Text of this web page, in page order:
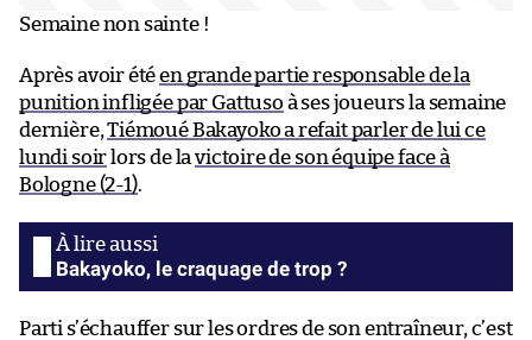
Semaine non sainte !
Après avoir étéen grande partie responsable de la
punition infligée par Gattuso à ses joueurs la semaine
dernière,Tiémoué Bakayoko a refait parler de lui ce
lundi soir lors de lavictoire de son équipe face à
Bologne (2-1).
Bakayoko, le craquage de trop ?
Parti s’échauffer sur les ordres de son entraîneur, c’est